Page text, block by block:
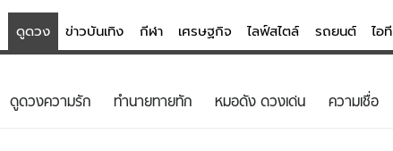
ดูดวง ข่าวบันเทิง กีฬา เศรษฐกิจ ไลฟ์สไตล์ รถยนต์ ไอที
ดูดวง - ตรวจหวย ไลฟ์สไตล์
ดูดวงความรัก ทํานายทายทัก หมอดัง ดวงเด่น ความเชื่อ